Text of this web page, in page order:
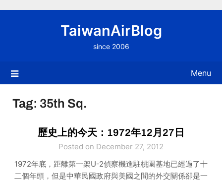
TaiwanAirBlog
since 2006
Menu
Tag: 35th Sq.
歷史上的今天：1972年12月27日
Posted on December 27, 2012
1972年底，距離第一架U-2偵察機進駐桃園基地已經過了十
二個年頭，但是中華民國政府與美國之間的外交關係卻是一